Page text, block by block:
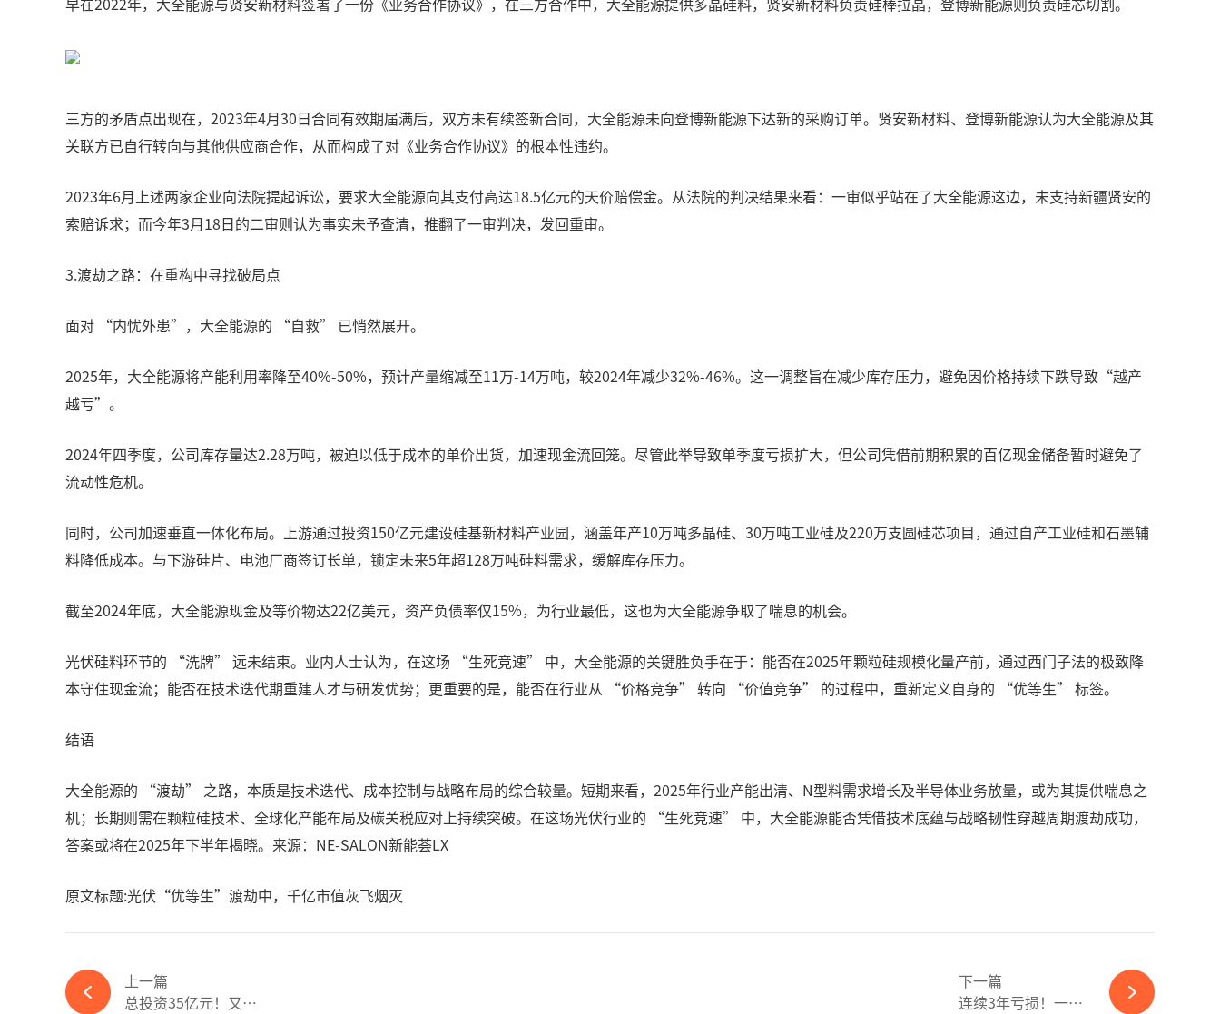
三方的矛盾点出现在，2023年4月30日合同有效期届满后，双方未有续签新合同，大全能源未向登博新能源下达新的采购订单。贤安新材料、登博新能源认为大全能源及其
关联方已自行转向与其他供应商合作，从而构成了对《业务合作协议》的根本性违约。
2023年6月上述两家企业向法院提起诉讼，要求大全能源向其支付高达18.5亿元的天价赔偿金。从法院的判决结果来看：一审似乎站在了大全能源这边，未支持新疆贤安的
索赔诉求；而今年3月18日的二审则认为事实未予查清，推翻了一审判决，发回重审。
3.渡劫之路：在重构中寻找破局点
面对 “内忧外患”，大全能源的 “自救” 已悄然展开。
2025年，大全能源将产能利用率降至40%-50%，预计产量缩减至11万-14万吨，较2024年减少32%-46%。这一调整旨在减少库存压力，避免因价格持续下跌导致“越产
越亏”。
2024年四季度，公司库存量达2.28万吨，被迫以低于成本的单价出货，加速现金流回笼。尽管此举导致单季度亏损扩大，但公司凭借前期积累的百亿现金储备暂时避免了
流动性危机。
同时，公司加速垂直一体化布局。上游通过投资150亿元建设硅基新材料产业园，涵盖年产10万吨多晶硅、30万吨工业硅及220万支圆硅芯项目，通过自产工业硅和石墨辅
料降低成本。与下游硅片、电池厂商签订长单，锁定未来5年超128万吨硅料需求，缓解库存压力。
截至2024年底，大全能源现金及等价物达22亿美元，资产负债率仅15%，为行业最低，这也为大全能源争取了喘息的机会。
光伏硅料环节的 “洗牌” 远未结束。业内人士认为，在这场 “生死竞速” 中，大全能源的关键胜负手在于：能否在2025年颗粒硅规模化量产前，通过西门子法的极致降
本守住现金流；能否在技术迭代期重建人才与研发优势；更重要的是，能否在行业从 “价格竞争” 转向 “价值竞争” 的过程中，重新定义自身的 “优等生” 标签。
结语
大全能源的 “渡劫” 之路，本质是技术迭代、成本控制与战略布局的综合较量。短期来看，2025年行业产能出清、N型料需求增长及半导体业务放量，或为其提供喘息之
机；长期则需在颗粒硅技术、全球化产能布局及碳关税应对上持续突破。在这场光伏行业的 “生死竞速” 中，大全能源能否凭借技术底蕴与战略韧性穿越周期渡劫成功，
答案或将在2025年下半年揭晓。来源：NE-SALON新能荟LX
原文标题:光伏“优等生”渡劫中，千亿市值灰飞烟灭
上一篇
总投资35亿元！又一光伏项目即将开工-必赢体育官网网站
下一篇
连续3年亏损！一字跌停！中科云网披星戴帽-必赢体育官网网站